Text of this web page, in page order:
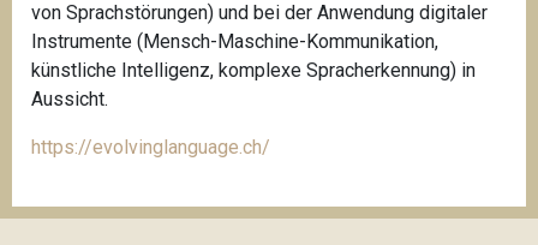
von Sprachstörungen) und bei der Anwendung digitaler
Instrumente (Mensch-Maschine-Kommunikation,
künstliche Intelligenz, komplexe Spracherkennung) in
Aussicht.
https://evolvinglanguage.ch/